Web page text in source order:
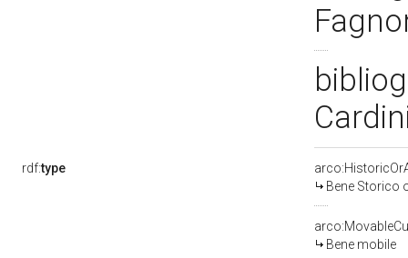
rdf:type
Bene Storico
Bene mobile